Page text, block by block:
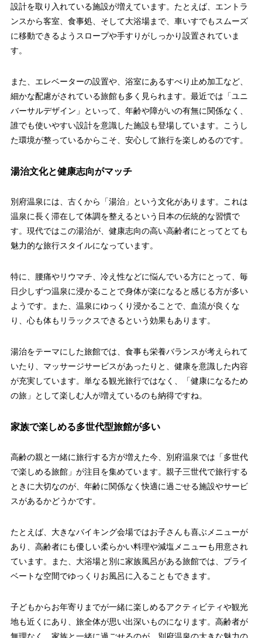
設計を取り入れている施設が増えています。たとえば、エントラ
ンスから客室、食事処、そして大浴場まで、車いすでもスムーズ
に移動できるようスロープや手すりがしっかり設置されていま
す。
また、エレベーターの設置や、浴室にあるすべり止め加工など、
細かな配慮がされている旅館も多く見られます。最近では「ユニ
バーサルデザイン」といって、年齢や障がいの有無に関係なく、
誰でも使いやすい設計を意識した施設も登場しています。こうし
た環境が整っているからこそ、安心して旅行を楽しめるのです。
湯治文化と健康志向がマッチ
別府温泉には、古くから「湯治」という文化があります。これは
温泉に長く滞在して体調を整えるという日本の伝統的な習慣で
す。現代ではこの湯治が、健康志向の高い高齢者にとってとても
魅力的な旅行スタイルになっています。
特に、腰痛やリウマチ、冷え性などに悩んでいる方にとって、毎
日少しずつ温泉に浸かることで身体が楽になると感じる方が多い
ようです。また、温泉にゆっくり浸かることで、血流が良くな
り、心も体もリラックスできるという効果もあります。
湯治をテーマにした旅館では、食事も栄養バランスが考えられて
いたり、マッサージサービスがあったりと、健康を意識した内容
が充実しています。単なる観光旅行ではなく、「健康になるため
の旅」として楽しむ人が増えているのも納得ですね。
家族で楽しめる多世代型旅館が多い
高齢の親と一緒に旅行する方が増えた今、別府温泉では「多世代
で楽しめる旅館」が注目を集めています。親子三世代で旅行する
ときに大切なのが、年齢に関係なく快適に過ごせる施設やサービ
スがあるかどうかです。
たとえば、大きなバイキング会場ではお子さんも喜ぶメニューが
あり、高齢者にも優しい柔らかい料理や減塩メニューも用意され
ています。また、大浴場と別に家族風呂がある旅館では、プライ
ベートな空間でゆっくりお風呂に入ることもできます。
子どもからお年寄りまでが一緒に楽しめるアクティビティや観光
地も近くにあり、旅全体が思い出深いものになります。高齢者が